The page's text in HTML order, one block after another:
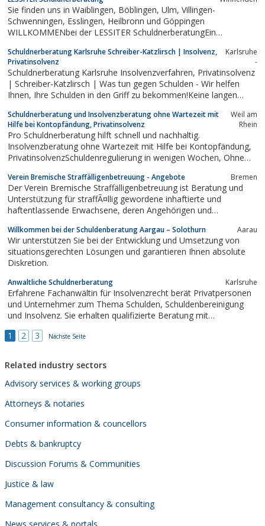
und Übereignungsangelegenheiten. Zu unseren Mandanten...
Sie finden uns in Waiblingen, Böblingen, Ulm, Villingen-
Schwenningen, Esslingen, Heilbronn und Göppingen
WILLKOMMENbei der LESSITER SchuldnerberatungEin
Schuldnerberatung Karlsruhe Schreiber-Katzlirsch | Insolvenz,
Privatinsolvenz
Karlsruhe
-
Schuldnerberatung Karlsruhe Insolvenzverfahren, Privatinsolvenz
| Schreiber-Katzlirsch | Was tun gegen Schulden - Wir helfen
Ihnen, Ihre Schulden in den Griff zu bekommen!Keine langen
Vorträge.
Schuldnerberatung und Insolvenzberatung ohne Wartezeit mit
Hilfe bei Kontopfändung, Privatinsolvenz
Weil am
Rhein
Pro Schuldnerberatung hilft schnell und nachhaltig.
Insolvenzberatung ohne Wartezeit mit Hilfe bei Kontopfändung,
PrivatinsolvenzSchuldenregulierung in wenigen Wochen, Ohne
Verein Bremische Straffälligenbetreuung - Angebote Bremen
Der Verein Bremische Straffälligenbetreuung ist Beratung und
Unterstützung für straffÃ¤llig gewordene inhaftierte und
haftentlassende Erwachsene, deren Angehörigen und
Willkommen bei der Schuldenberatung Aargau – Solothurn Aarau
Wir unterstützen Sie bei der Entwicklung und Umsetzung von
situationsgerechten Lösungen und garantieren Ihnen absolute
Diskretion.
Anwaltliche Schuldnerberatung Karlsruhe
Erfahrene Fachanwältin für Insolvenzrecht berät Privatpersonen
und Unternehmer zum Thema Schulden, Schuldenbereinigung
und Insolvenz. Sie erhalten qualifizierte Beratung mit
geringem Einkommen können sich auf Basis von Beratungshilfe
1 2 3 Nächste Seite
Related industry sectors
Advisory services & working groups
Attorneys & notaries
Consumer information & councellors
Debts & bankruptcy
Discussion Forums & Communities
Justice & law
Management consultancy & consulting